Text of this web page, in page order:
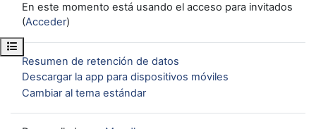
Abrir índice del curso
En este momento está usando el acceso para invitados
(Acceder)
Resumen de retención de datos
Descargar la app para dispositivos móviles
Cambiar al tema estándar